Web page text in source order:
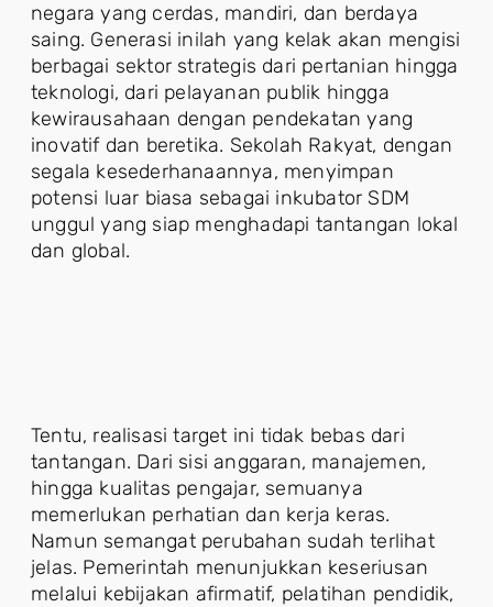
negara yang cerdas, mandiri, dan berdaya
saing. Generasi inilah yang kelak akan mengisi
berbagai sektor strategis dari pertanian hingga
teknologi, dari pelayanan publik hingga
kewirausahaan dengan pendekatan yang
inovatif dan beretika. Sekolah Rakyat, dengan
segala kesederhanaannya, menyimpan
potensi luar biasa sebagai inkubator SDM
unggul yang siap menghadapi tantangan lokal
dan global.
Tentu, realisasi target ini tidak bebas dari
tantangan. Dari sisi anggaran, manajemen,
hingga kualitas pengajar, semuanya
memerlukan perhatian dan kerja keras.
Namun semangat perubahan sudah terlihat
jelas. Pemerintah menunjukkan keseriusan
melalui kebijakan afirmatif, pelatihan pendidik,